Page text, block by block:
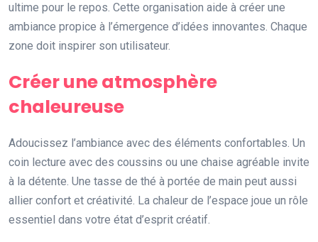
ultime pour le repos. Cette organisation aide à créer une
ambiance propice à l’émergence d’idées innovantes. Chaque
zone doit inspirer son utilisateur.
Créer une atmosphère
chaleureuse
Adoucissez l’ambiance avec des éléments confortables. Un
coin lecture avec des coussins ou une chaise agréable invite
à la détente. Une tasse de thé à portée de main peut aussi
allier confort et créativité. La chaleur de l’espace joue un rôle
essentiel dans votre état d’esprit créatif.